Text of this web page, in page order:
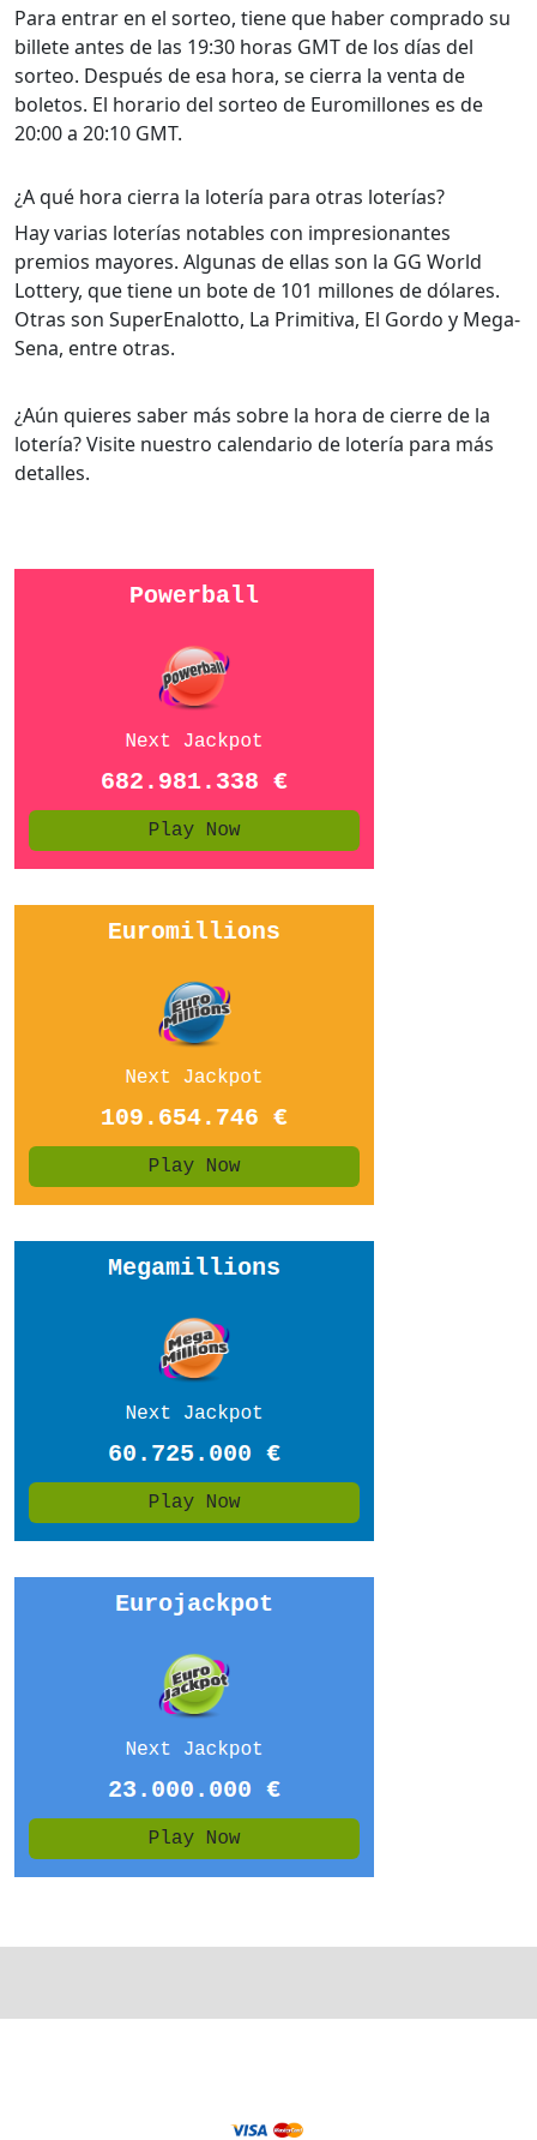
Para entrar en el sorteo, tiene que haber comprado su
billete antes de las 19:30 horas GMT de los días del
sorteo. Después de esa hora, se cierra la venta de
boletos. El horario del sorteo de Euromillones es de
20:00 a 20:10 GMT.
¿A qué hora cierra la lotería para otras loterías?
Hay varias loterías notables con impresionantes
premios mayores. Algunas de ellas son la GG World
Lottery, que tiene un bote de 101 millones de dólares.
Otras son SuperEnalotto, La Primitiva, El Gordo y Mega-
Sena, entre otras.
¿Aún quieres saber más sobre la hora de cierre de la
lotería? Visite nuestro calendario de lotería para más
detalles.